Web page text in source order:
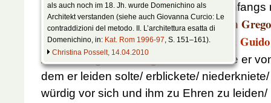
als auch noch im 18. Jh. wurde Domenichino als
Architekt verstanden (siehe auch Giovanna Curcio: Le
contraddizioni del metodo. II. L’architettura esatta di
Domenichino, in: Kat. Rom 1996-97, S. 151–161).
Christina Posselt, 14.04.2010
meistens in folgendembestanden. Anfangs
Bolognesin derCapellen des heiligen
ein jeder eine grosse Historie infresco. Guido
Ausführung des
, wie er
dem er leiden solte/ erblickete/
würdig vor sich und ihm zu Ehren zu